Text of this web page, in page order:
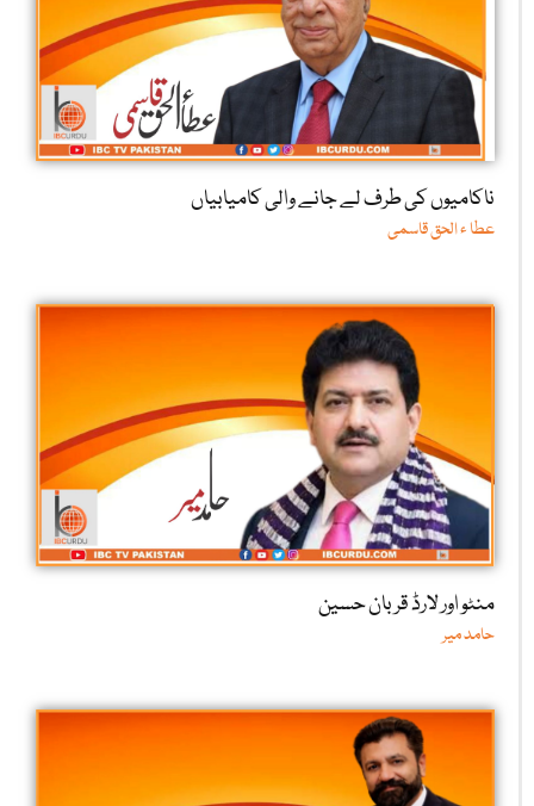
ناکامیوں کی طرف لے جانے والی کامیابیاں
عطا ء الحق قاسمی
منٹو اور لارڈ قربان حسین
حامد میر